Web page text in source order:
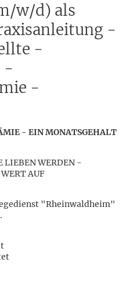
w/d) als
-
-
-
-
- EIN MONATSGEHALT
LIEBEN WERDEN -
AUF
"Rheinwaldheim"